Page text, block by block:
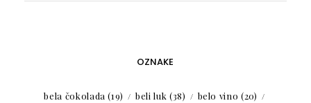
OZNAKE
bela čokolada (19) beli luk (38) belo vino (20)